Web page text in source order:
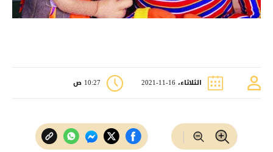
الثلاثاء، 16-11-2021 10:27 ص